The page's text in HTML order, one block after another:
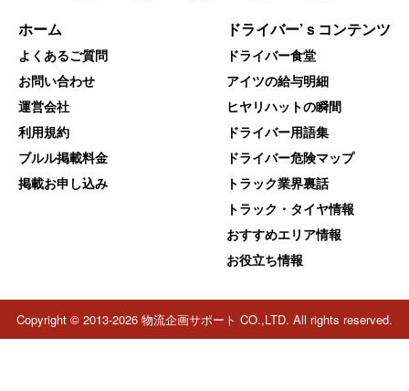
ホーム
よくあるご質問
お問い合わせ
運営会社
利用規約
ブルル掲載料金
掲載お申し込み
ドライバー’ｓコンテンツ
ドライバー食堂
アイツの給与明細
ヒヤリハットの瞬間
ドライバー用語集
ドライバー危険マップ
トラック業界裏話
トラック・タイヤ情報
おすすめエリア情報
お役立ち情報
Copyright © 2013-2026 物流企画サポート CO.,LTD. All rights reserved.